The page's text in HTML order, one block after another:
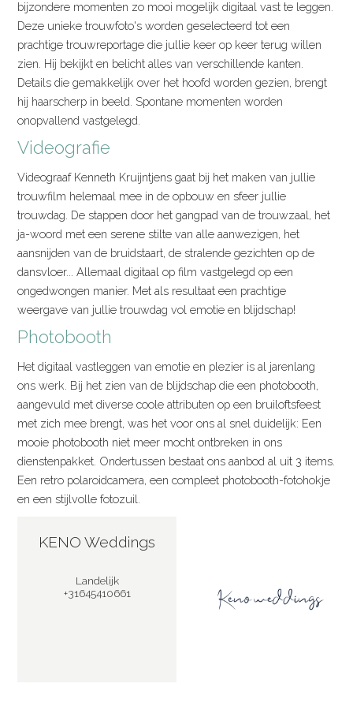
bijzondere momenten zo mooi mogelijk digitaal vast te leggen.
Deze unieke trouwfoto's worden geselecteerd tot een
prachtige trouwreportage die jullie keer op keer terug willen
zien. Hij bekijkt en belicht alles van verschillende kanten.
Details die gemakkelijk over het hoofd worden gezien, brengt
hij haarscherp in beeld. Spontane momenten worden
onopvallend vastgelegd.
Videografie
Videograaf Kenneth Kruijntjens gaat bij het maken van jullie
trouwfilm helemaal mee in de opbouw en sfeer jullie
trouwdag. De stappen door het gangpad van de trouwzaal, het
ja-woord met een serene stilte van alle aanwezigen, het
aansnijden van de bruidstaart, de stralende gezichten op de
dansvloer... Allemaal digitaal op film vastgelegd op een
ongedwongen manier. Met als resultaat een prachtige
weergave van jullie trouwdag vol emotie en blijdschap!
Photobooth
Het digitaal vastleggen van emotie en plezier is al jarenlang
ons werk. Bij het zien van de blijdschap die een photobooth,
aangevuld met diverse coole attributen op een bruiloftsfeest
met zich mee brengt, was het voor ons al snel duidelijk: Een
mooie photobooth niet meer mocht ontbreken in ons
dienstenpakket. Ondertussen bestaat ons aanbod al uit 3 items.
Een retro polaroidcamera, een compleet photobooth-fotohokje
en een stijlvolle fotozuil.
KENO Weddings
Landelijk
+31645410661